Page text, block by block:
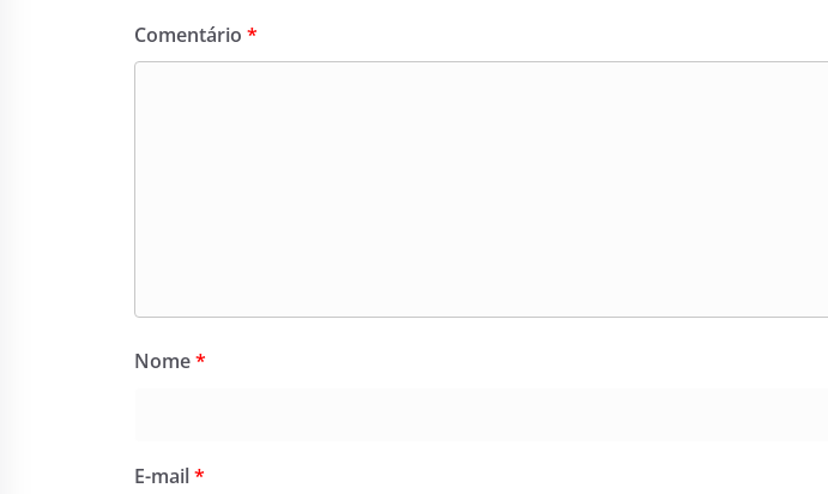
Comentário *
Nome*
E-mail*